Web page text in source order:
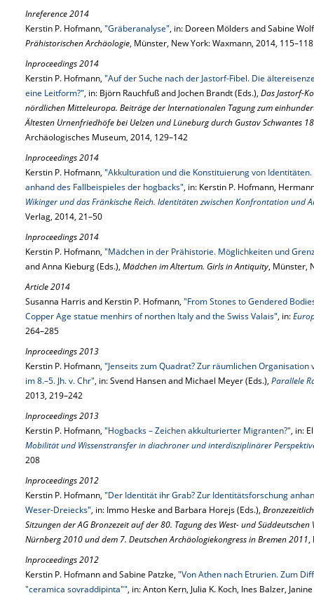
Inreference 2014
Kerstin P. Hofmann, "Gräberanalyse", in: Doreen Mölders and Sabine
Prähistorischen Archäologie, Münster, New York: Waxmann, 2014, 115–118
Inproceedings 2014
Kerstin P. Hofmann, "Auf der Suche nach der Jastorf-Fibel. Die
eine Leitform?", in: Björn Rauchfuß and Jochen Brandt (Eds.), Das Jastorf-
nördlichen Mitteleuropa. Beiträge der Internationalen Tagung zum
Ältesten Urnenfriedhöfe bei Uelzen und Lüneburg durch Gustav Schwantes
Archäologisches Museum, 2014, 129–142
Inproceedings 2014
Kerstin P. Hofmann, "Akkulturation und die Konstituierung von
anhand des Fallbeispieles der hogbacks", in: Kerstin P. Hofmann,
Wikinger und das Fränkische Reich. Identitäten zwischen Konfrontation und
Verlag, 2014, 21–50
Inproceedings 2014
Kerstin P. Hofmann, "Mädchen in der Prähistorie. Möglichkeiten und
and Anna Kieburg (Eds.), Mädchen im Altertum. Girls in Antiquity, Münster,
Article 2014
Susanna Harris and Kerstin P. Hofmann, "From Stones to Gendered
Copper Age statue menhirs of northen Italy and the Swiss Valais", in:
264–285
Inproceedings 2013
Kerstin P. Hofmann, "Jenseits zum Quadrat? Zur räumlichen
im 8.–5. Jh. v. Chr", in: Svend Hansen and Michael Meyer (Eds.), Parallele
2013, 219–242
Inproceedings 2013
Kerstin P. Hofmann, "Hogbacks – Zeichen akkulturierter Migranten?", in:
Mobilität und Wissenstransfer in diachroner und interdisziplinärer
208
Inproceedings 2012
Kerstin P. Hofmann, "Der Identität ihr Grab? Zur Identitätsforschung
Weser-Dreiecks", in: Immo Heske and Barbara Horejs (Eds.),
Sitzungen der AG Bronzezeit auf der 80. Tagung des West- und
Nürnberg 2010 und dem 7. Deutschen Archäologiekongress in Bremen 2011,
Inproceedings 2012
Kerstin P. Hofmann and Sabine Patzke, "Von Athen nach Etrurien. Zum
"ceramica sovraddipinta"", in: Anton Kern, Julia K. Koch, Ines Balzer,